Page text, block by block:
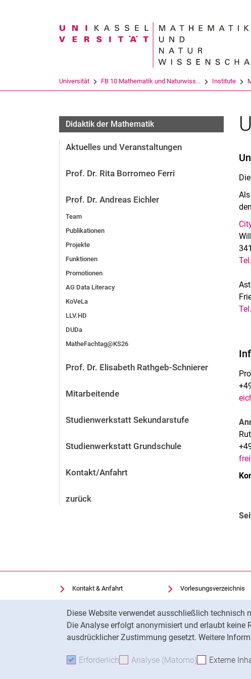
Diese Website verwendet ausschließlich technisch
Die Analyse erfolgt anonymisiert und erlaubt keine
ausdrücklicher Zustimmung gesetzt. Weitere
Erforderlich Erforderliche Cookies akzeptieren
Analyse (Matomo) Analyse-
Externe
Suchbegriff
Universität FB 10 Mathematik und Naturwiss... Institute
Didaktik der Mathematik
Aktuelles und Veranstaltungen
Prof. Dr. Rita Borromeo Ferri
Prof. Dr. Andreas Eichler
Team
Publikationen
Projekte
Funktionen
Promotionen
AG Data Literacy
KoVeLa
LLV.HD
DUDa
MatheFachtag@KS26
Prof. Dr. Elisabeth Rathgeb-Schnierer
Mitarbeitende
Studienwerkstatt Sekundarstufe
Studienwerkstatt Grundschule
Kontakt/Anfahrt
zurück
Kontakt & Anfahrt
Einrichtungen suchen
Stellenangebote
Cookie-Einstellungen
Vorlesungsverzeichnis
Uni-Bibliothek
Moodle
Panopto